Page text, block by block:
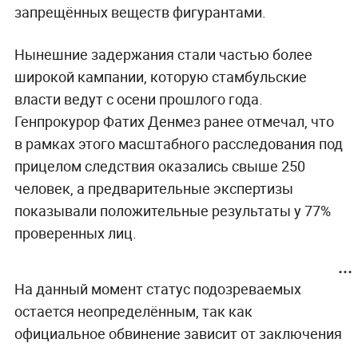
запрещённых веществ фигурантами.
Нынешние задержания стали частью более
широкой кампании, которую стамбульские
власти ведут с осени прошлого года.
Генпрокурор Фатих Денмез ранее отмечал, что
в рамках этого масштабного расследования под
прицелом следствия оказались свыше 250
человек, а предварительные экспертизы
показывали положительные результаты у 77%
проверенных лиц.
На данный момент статус подозреваемых
остается неопределённым, так как
официальное обвинение зависит от заключения